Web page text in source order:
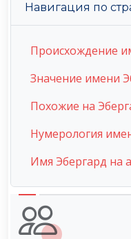
Навигация по
Происхождение
Значение имени
Похожие на
Нумерология
Имя Эбергард на